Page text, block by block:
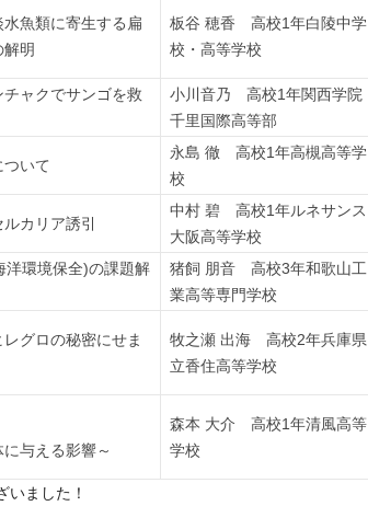
魚類に寄生する扁
明
板谷 穂香 高校1年白陵中学
校・高等学校
ャクでサンゴを救
小川音乃 高校1年関西学院
千里国際高等部
いて
永島 徹 高校1年高槻高等学
校
カリア誘引
中村 碧 高校1年ルネサンス
大阪高等学校
洋環境保全)の課題解
猪飼 朋音 高校3年和歌山工
業高等専門学校
グロの秘密にせま
牧之瀬 出海 高校2年兵庫県
立香住高等学校
与える影響～
森本 大介 高校1年清風高等
学校
いました！